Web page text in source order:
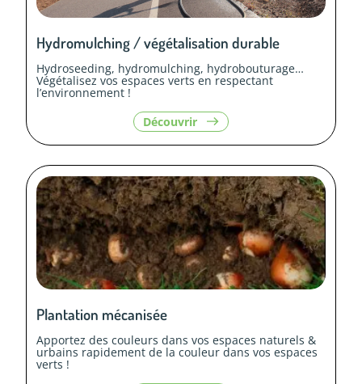
Hydromulching / végétalisation durable
Hydroseeding, hydromulching, hydrobouturage…
Végétalisez vos espaces verts en respectant
l’environnement !
Découvrir
le
contenu
«
/
végétalisation
durable
»
Plantation mécanisée
Apportez des couleurs dans vos espaces naturels &
urbains rapidement de la couleur dans vos espaces
verts !